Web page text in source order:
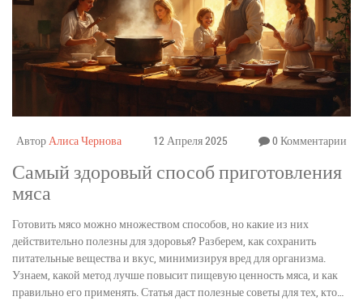
АвторАлиса Чернова 12 Апреля 2025 0 Комментарии
Самый здоровый способ приготовления
мяса
Готовить мясо можно множеством способов, но какие из них
действительно полезны для здоровья? Разберем, как сохранить
питательные вещества и вкус, минимизируя вред для организма.
Узнаем, какой метод лучше повысит пищевую ценность мяса, и как
правильно его применять. Статья даст полезные советы для тех, кто